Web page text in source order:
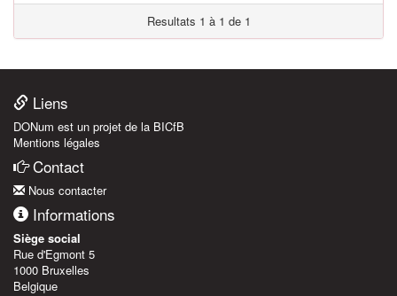
Resultats 1 à 1 de 1
Liens
DONum est un projet de la BICfB
Mentions légales
Contact
Nous contacter
Informations
Siège social
Rue d'Egmont 5
1000 Bruxelles
Belgique